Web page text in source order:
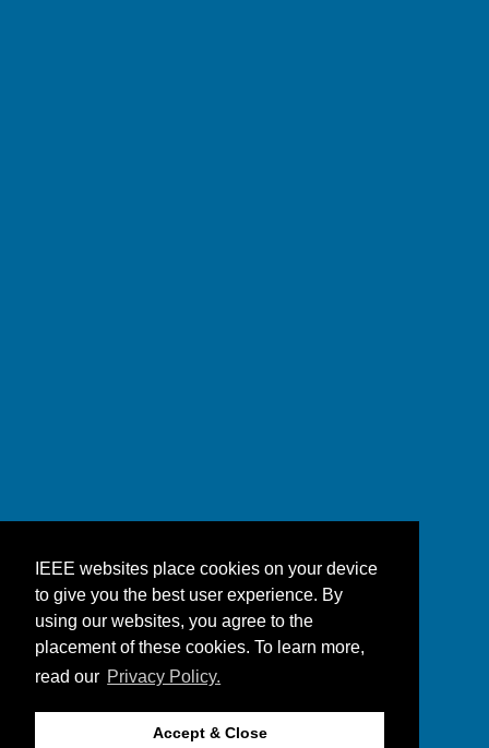
IEEE websites place cookies on your device
to give you the best user experience. By
using our websites, you agree to the
placement of these cookies. To learn more,
read our Privacy Policy.
Accept & Close